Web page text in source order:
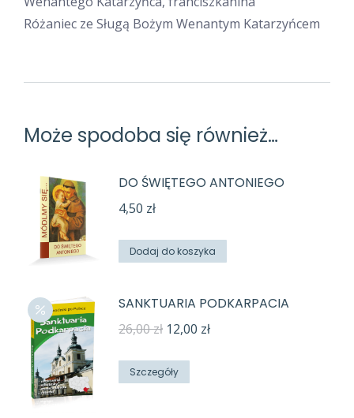
Różaniec ze Sługą Bożym Wenantym Katarzyńcem
Może spodoba się również…
DO ŚWIĘTEGO ANTONIEGO
4,50 zł
Dodaj do koszyka
SANKTUARIA PODKARPACIA
26,00zł Pierwotna
wynosiła:
12,00 złAktualna
Szczegóły